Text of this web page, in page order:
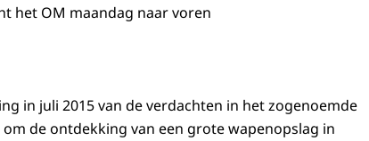
het OM maandag naar voren
in juli 2015 van de verdachten in het zogenoemde
de ontdekking van een grote wapenopslag in